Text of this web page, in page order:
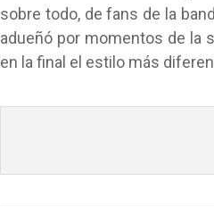
sobre todo, de fans de la
adueñó por momentos de la
en la final el estilo más